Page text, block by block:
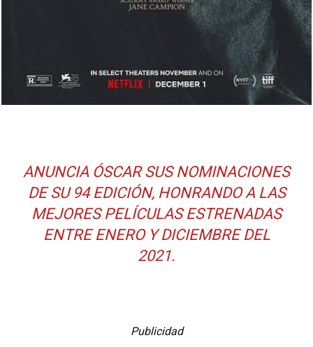
ANUNCIA ÓSCAR SUS NOMINACIONES
DE SU 94 EDICIÓN, HONRANDO A LAS
MEJORES PELÍCULAS ESTRENADAS
ENTRE ENERO Y DICIEMBRE DEL
2021.
Publicidad